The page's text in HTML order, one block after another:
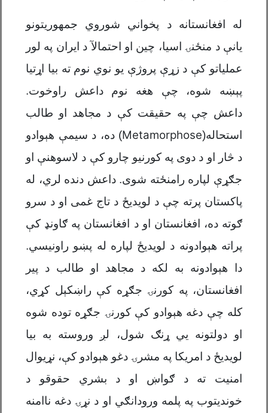
له افغانستانه د پخواني شوروي جمهوریتونو
یانې د منځنۍ اسیا، چین او احتمالآ د ایران په لور
عملیاتو کې د زړې پروژې یو نوي نوم ته بیا اړتیا
پېښه شوه، چې هغه نوم داعش راوخوت.
داعش چې په حقیقت کې د مجاهد او طالب
استحاله(Metamorphose) ده، د سیمې هېوادو
د څار او د دوی په کورنیو چارو کې د لاسوهنې او
جګړې لپاره رامنځته شوی. داعش دنده لري، له
پاکستان پرته چې د لویدیځ د تاج غمی او د سرو
ګوته ده، افغانستان او د افغانستان په ګاونډ کې
پراته هېوادونه د لویدیځ لپاره له پښو راونیسي.
دا هېوادونه به لکه د مجاهد او طالب د پیر
افغانستان، په کورنۍ جګړه کې راښکېل کړي،
کله چې دغه هېوادو کې کورنۍ جګړه توده شوه
او دولتونه يي ړنګ شول، لږ وروسته به بیا
لویديځ د امریکا په مشرۍ دغو هېوادو کې، نړیوال
امنیت ته د ګواښ او د بشري حقوقو د
خوندیتوب په پلمه ورودانګي او د نړۍ دغه ناامنه